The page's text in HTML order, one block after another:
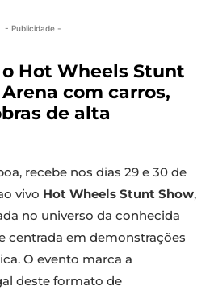
- Publicidade -
Hot Wheels Stunt
com carros,
de alta
recebe nos dias 29 e 30 de
vivo Hot Wheels Stunt Show,
no universo da conhecida
centrada em demonstrações
O evento marca a
deste formato de